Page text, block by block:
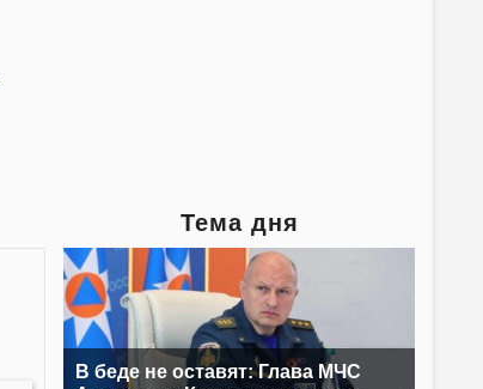
Тема дня
В беде не оставят: Глава МЧС